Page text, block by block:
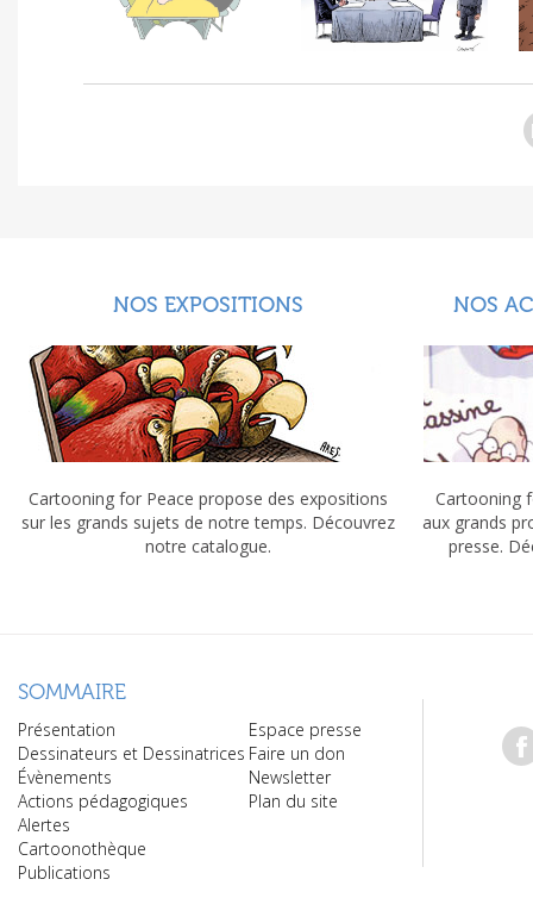
NOS EXPOSITIONS
Cartooning for Peace propose des expositions
sur les grands sujets de notre temps. Découvrez
notre catalogue.
NOS
Cartooning
aux grands
presse.
SOMMAIRE
Présentation
Dessinateurs et Dessinatrices
Évènements
Actions pédagogiques
Alertes
Cartoonothèque
Publications
Espace presse
Faire un don
Newsletter
Plan du site